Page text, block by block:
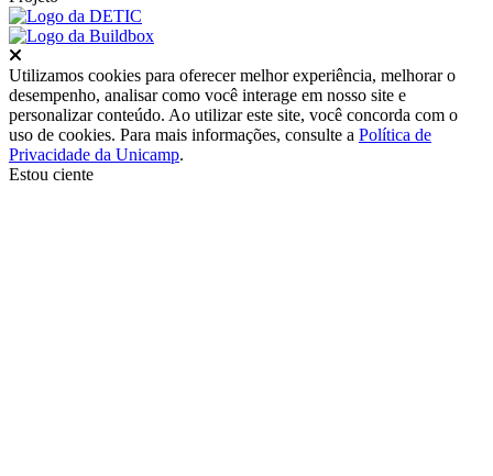
Utilizamos cookies para oferecer melhor experiência, melhorar o
desempenho, analisar como você interage em nosso site e
personalizar conteúdo. Ao utilizar este site, você concorda com o
uso de cookies. Para mais informações, consulte a Política de
Privacidade da Unicamp.
Estou ciente